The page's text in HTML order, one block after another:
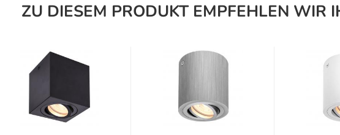
ZU DIESEM PRODUKT EMPFEHLEN WIR